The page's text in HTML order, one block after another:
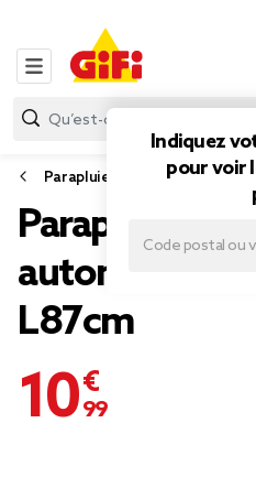
Indiquez
pour voir
Parapluie
Parapluie
automatique
L87cm
10,99 €